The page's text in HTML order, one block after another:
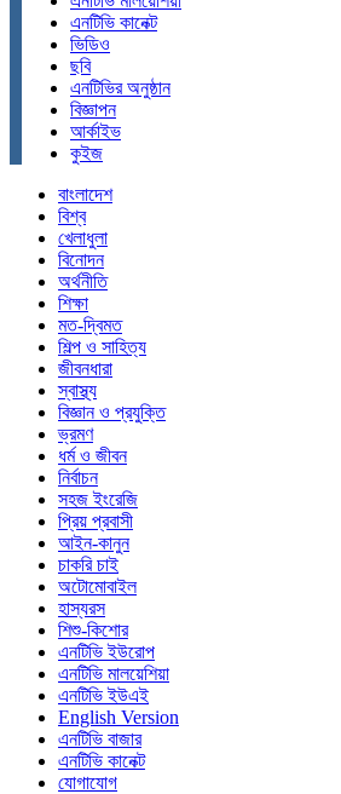
এনটিভি কানেক্ট
ভিডিও
ছবি
এনটিভির অনুষ্ঠান
বিজ্ঞাপন
আর্কাইভ
কুইজ
বাংলাদেশ
বিশ্ব
খেলাধুলা
বিনোদন
অর্থনীতি
শিক্ষা
মত-দ্বিমত
শিল্প ও সাহিত্য
জীবনধারা
স্বাস্থ্য
বিজ্ঞান ও প্রযুক্তি
ভ্রমণ
ধর্ম ও জীবন
নির্বাচন
সহজ ইংরেজি
প্রিয় প্রবাসী
আইন-কানুন
চাকরি চাই
অটোমোবাইল
হাস্যরস
শিশু-কিশোর
এনটিভি ইউরোপ
এনটিভি মালয়েশিয়া
এনটিভি ইউএই
English Version
এনটিভি বাজার
এনটিভি কানেক্ট
যোগাযোগ